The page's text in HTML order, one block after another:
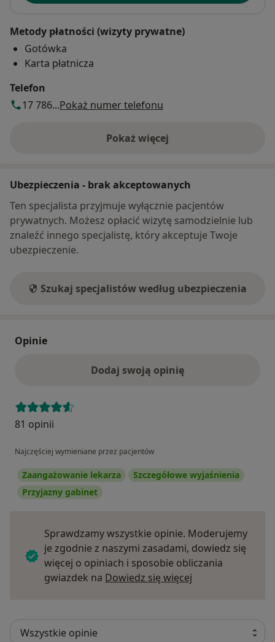
Metody płatności (wizyty prywatne)
Gotówka
Karta płatnicza
Telefon
17 786...Pokaż numer telefonu
Pokaż więcej
o adresie
Ubezpieczenia - brak akceptowanych
Ten specjalista przyjmuje wyłącznie pacjentów
prywatnych. Możesz opłacić wizytę samodzielnie lub
znaleźć innego specjalistę, który akceptuje Twoje
ubezpieczenie.
Szukaj specjalistów według ubezpieczenia
Opinie
Dodaj swoją opinię
81 opinii
Najczęściej wymieniane przez pacjentów
Zaangażowanie lekarza
Szczegółowe wyjaśnienia
Przyjazny gabinet
Sprawdzamy wszystkie opinie. Moderujemy
je zgodnie z naszymi zasadami, dowiedz się
więcej o opiniach i sposobie obliczania
gwiazdek na Dowiedz się więcej